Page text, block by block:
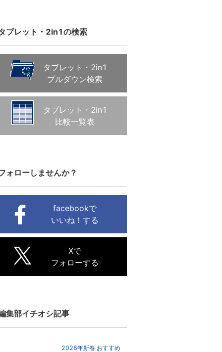
ブレット・2in1の検索
タブレット・2in1
プルダウン検索
タブレット・2in1
比較一覧表
ォローしませんか？
facebookで
いいね！する
Xで
フォローする
集部イチオシ記事
2026年新春 おすすめ